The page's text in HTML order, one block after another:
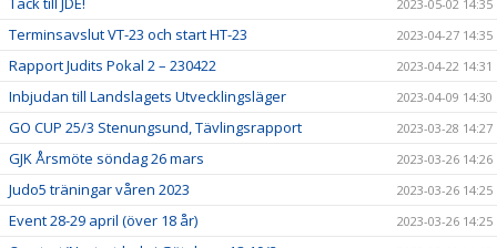
2023-05-02 14:35
Terminsavslut VT-23 och start HT-23 2023-04-27 14:35
Rapport Judits Pokal 2 – 230422 2023-04-22 14:31
Inbjudan till Landslagets Utvecklingsläger 2023-04-09 14:30
GO CUP 25/3 Stenungsund, Tävlingsrapport 2023-03-28 14:27
GJK Årsmöte söndag 26 mars 2023-03-26 14:26
Judo5 träningar våren 2023 2023-03-26 14:25
Event 28-29 april (över 18 år) 2023-03-26 14:25